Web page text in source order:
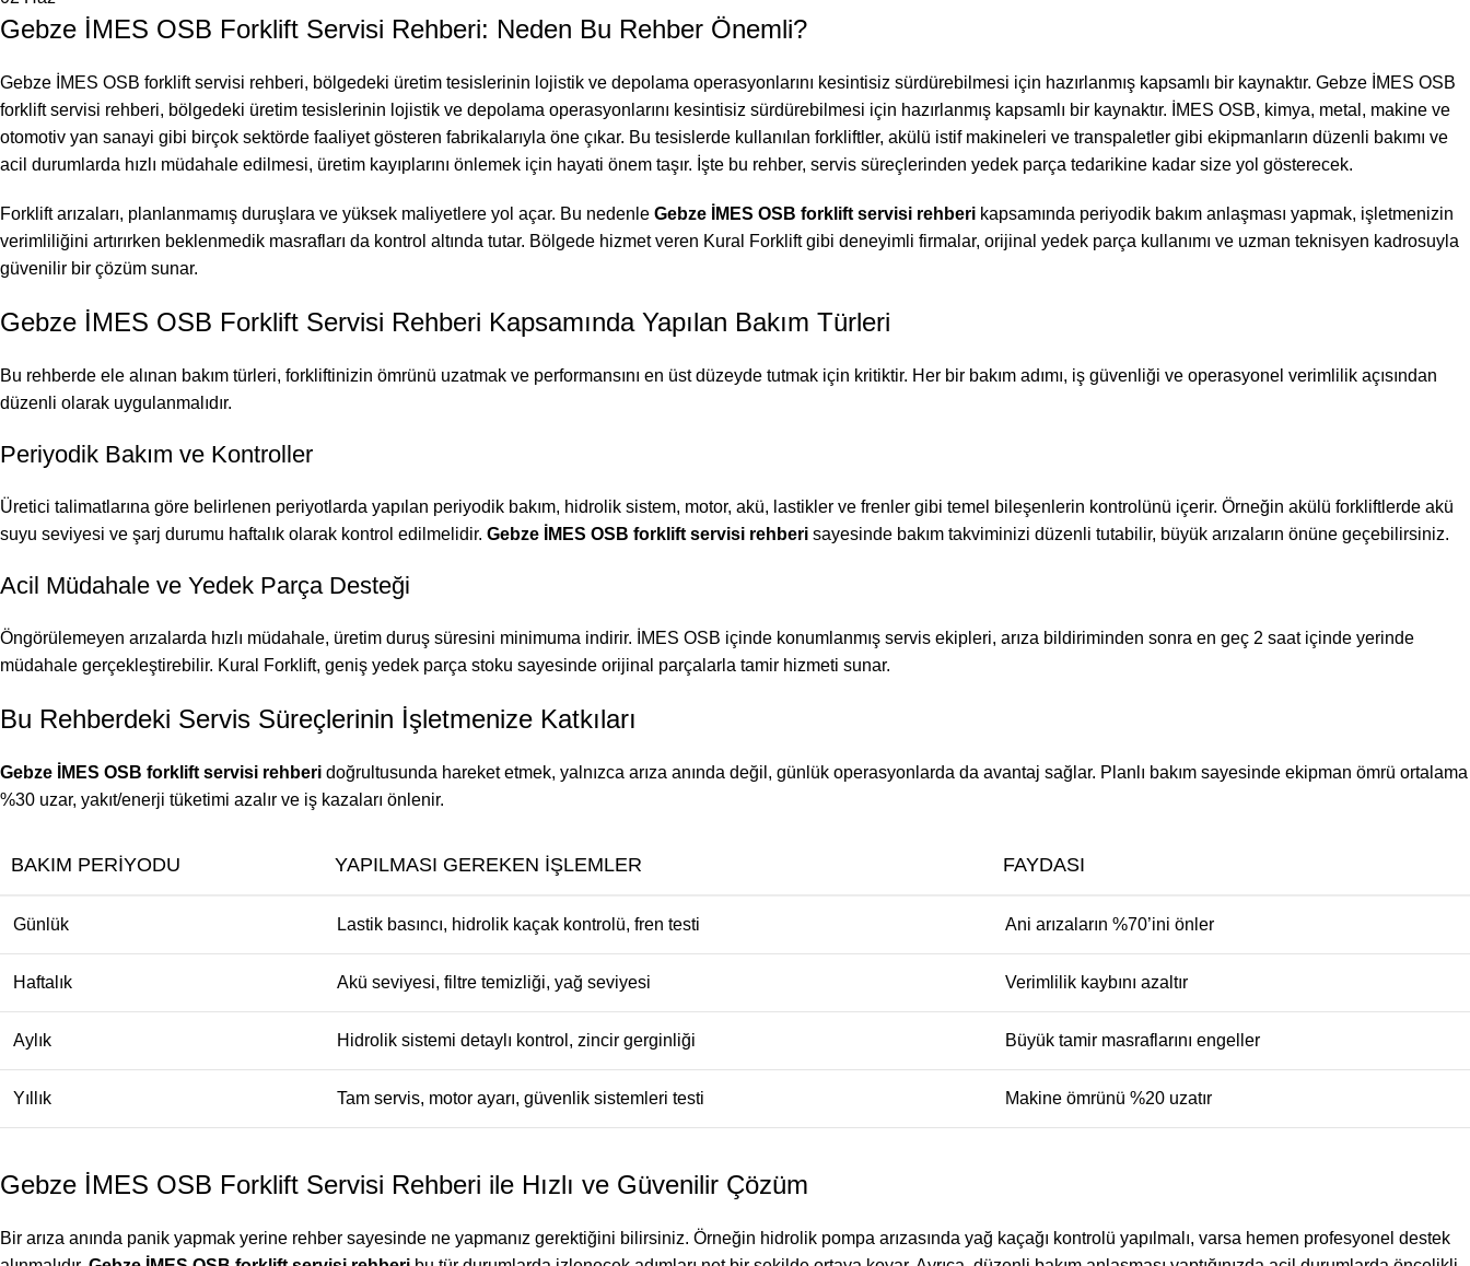
Gebze İMES OSB Forklift Servisi Rehberi: Neden Bu Rehber Önemli?
Gebze İMES OSB forklift servisi rehberi, bölgedeki üretim tesislerinin lojistik ve depolama operasyonlarını kesintisiz sürdürebilmesi için hazırlanmış kapsamlı bir kaynaktır. Gebze İMES OSB
forklift servisi rehberi, bölgedeki üretim tesislerinin lojistik ve depolama operasyonlarını kesintisiz sürdürebilmesi için hazırlanmış kapsamlı bir kaynaktır. İMES OSB, kimya, metal, makine ve
otomotiv yan sanayi gibi birçok sektörde faaliyet gösteren fabrikalarıyla öne çıkar. Bu tesislerde kullanılan forkliftler, akülü istif makineleri ve transpaletler gibi ekipmanların düzenli bakımı ve
acil durumlarda hızlı müdahale edilmesi, üretim kayıplarını önlemek için hayati önem taşır. İşte bu rehber, servis süreçlerinden yedek parça tedarikine kadar size yol gösterecek.
Forklift arızaları, planlanmamış duruşlara ve yüksek maliyetlere yol açar. Bu nedenle Gebze İMES OSB forklift servisi rehberi kapsamında periyodik bakım anlaşması yapmak, işletmenizin
verimliliğini artırırken beklenmedik masrafları da kontrol altında tutar. Bölgede hizmet veren Kural Forklift gibi deneyimli firmalar, orijinal yedek parça kullanımı ve uzman teknisyen kadrosuyla
güvenilir bir çözüm sunar.
Gebze İMES OSB Forklift Servisi Rehberi Kapsamında Yapılan Bakım Türleri
Bu rehberde ele alınan bakım türleri, forkliftinizin ömrünü uzatmak ve performansını en üst düzeyde tutmak için kritiktir. Her bir bakım adımı, iş güvenliği ve operasyonel verimlilik açısından
düzenli olarak uygulanmalıdır.
Periyodik Bakım ve Kontroller
Üretici talimatlarına göre belirlenen periyotlarda yapılan periyodik bakım, hidrolik sistem, motor, akü, lastikler ve frenler gibi temel bileşenlerin kontrolünü içerir. Örneğin akülü forkliftlerde akü
suyu seviyesi ve şarj durumu haftalık olarak kontrol edilmelidir. Gebze İMES OSB forklift servisi rehberi sayesinde bakım takviminizi düzenli tutabilir, büyük arızaların önüne geçebilirsiniz.
Acil Müdahale ve Yedek Parça Desteği
Öngörülemeyen arızalarda hızlı müdahale, üretim duruş süresini minimuma indirir. İMES OSB içinde konumlanmış servis ekipleri, arıza bildiriminden sonra en geç 2 saat içinde yerinde
müdahale gerçekleştirebilir. Kural Forklift, geniş yedek parça stoku sayesinde orijinal parçalarla tamir hizmeti sunar.
Bu Rehberdeki Servis Süreçlerinin İşletmenize Katkıları
Gebze İMES OSB forklift servisi rehberi doğrultusunda hareket etmek, yalnızca arıza anında değil, günlük operasyonlarda da avantaj sağlar. Planlı bakım sayesinde ekipman ömrü ortalama
%30 uzar, yakıt/enerji tüketimi azalır ve iş kazaları önlenir.
BAKIM PERIYODU YAPILMASI GEREKEN İŞLEMLER FAYDASI
Günlük Lastik basıncı, hidrolik kaçak kontrolü, fren testi Ani arızaların %70’ini önler
Haftalık Akü seviyesi, filtre temizliği, yağ seviyesi Verimlilik kaybını azaltır
Aylık Hidrolik sistemi detaylı kontrol, zincir gerginliği Büyük tamir masraflarını engeller
Yıllık Tam servis, motor ayarı, güvenlik sistemleri testi Makine ömrünü %20 uzatır
Gebze İMES OSB Forklift Servisi Rehberi ile Hızlı ve Güvenilir Çözüm
Bir arıza anında panik yapmak yerine rehber sayesinde ne yapmanız gerektiğini bilirsiniz. Örneğin hidrolik pompa arızasında yağ kaçağı kontrolü yapılmalı, varsa hemen profesyonel destek